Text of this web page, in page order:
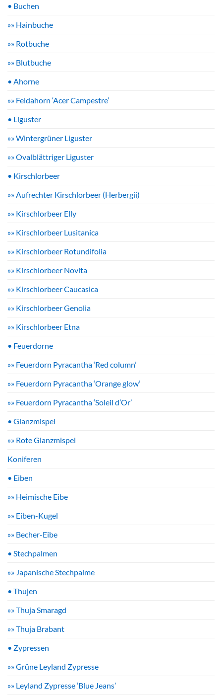
• Buchen
»» Hainbuche
»» Rotbuche
»» Blutbuche
• Ahorne
»» Feldahorn ‘Acer Campestre’
• Liguster
»» Wintergrüner Liguster
»» Ovalblättriger Liguster
• Kirschlorbeer
»» Aufrechter Kirschlorbeer (Herbergii)
»» Kirschlorbeer Elly
»» Kirschlorbeer Lusitanica
»» Kirschlorbeer Rotundifolia
»» Kirschlorbeer Novita
»» Kirschlorbeer Caucasica
»» Kirschlorbeer Genolia
»» Kirschlorbeer Etna
• Feuerdorne
»» Feuerdorn Pyracantha ‘Red column’
»» Feuerdorn Pyracantha ‘Orange glow’
»» Feuerdorn Pyracantha ‘Soleil d’Or’
• Glanzmispel
»» Rote Glanzmispel
Koniferen
• Eiben
»» Heimische Eibe
»» Eiben-Kugel
»» Becher-Eibe
• Stechpalmen
»» Japanische Stechpalme
• Thujen
»» Thuja Smaragd
»» Thuja Brabant
• Zypressen
»» Grüne Leyland Zypresse
»» Leyland Zypresse ‘Blue Jeans’